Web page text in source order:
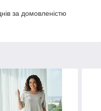
за домовленістю